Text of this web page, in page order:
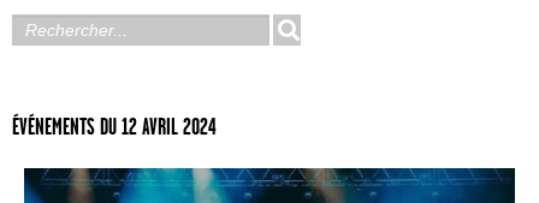
ÉVÉNEMENTS DU 12 AVRIL 2024